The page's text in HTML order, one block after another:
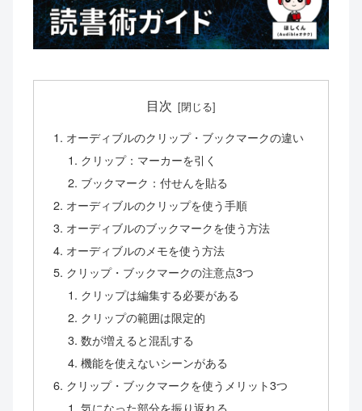
目次
オーディブルのクリップ・ブックマークの違い
クリップ：マーカーを引く
ブックマーク：付せんを貼る
オーディブルのクリップを使う手順
オーディブルのブックマークを使う方法
オーディブルのメモを使う方法
クリップ・ブックマークの注意点3つ
クリップは編集する必要がある
クリップの範囲は限定的
数が増えると混乱する
機能を使えないシーンがある
クリップ・ブックマークを使うメリット3つ
気になった部分を振り返れる